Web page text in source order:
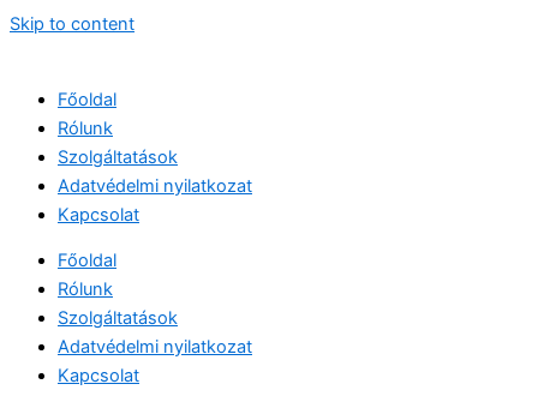
Skip to content
Főoldal
Rólunk
Szolgáltatások
Adatvédelmi nyilatkozat
Kapcsolat
Főoldal
Rólunk
Szolgáltatások
Adatvédelmi nyilatkozat
Kapcsolat